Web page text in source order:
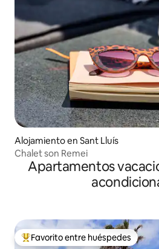
Alojamiento en Sant Lluís
Chalet son Remei
Apartamentos
Favorito entre huéspedes preferido
Favorito entre huéspedes